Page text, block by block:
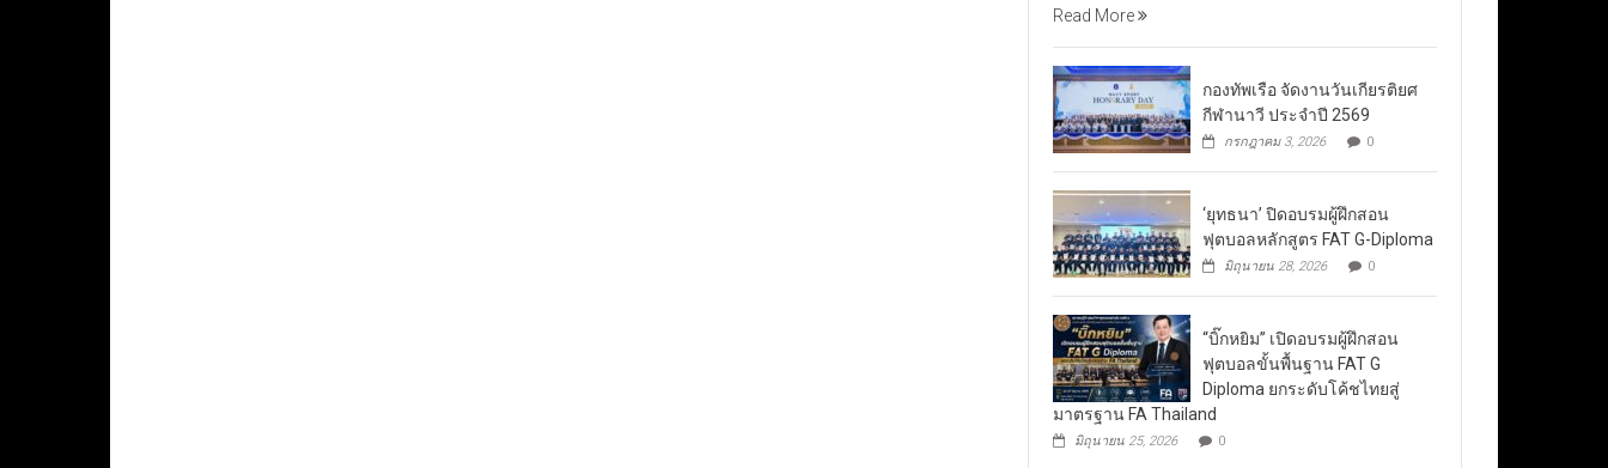
Read More
กองทัพเรือ จัดงานวันเกียรติยศ
กีฬานาวี ประจำปี 2569
กรกฎาคม 3, 2026 0
‘ยุทธนา’ ปิดอบรมผู้ฝึกสอน
ฟุตบอลหลักสูตร FAT G-Diploma
มิถุนายน 28, 2026 0
“บิ๊กหยิม” เปิดอบรมผู้ฝึกสอน
ฟุตบอลขั้นพื้นฐาน FAT G
Diploma ยกระดับโค้ชไทยสู่
มาตรฐาน FA Thailand
มิถุนายน 25, 2026 0